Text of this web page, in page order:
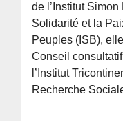
de l’Institut
Solidarité et la
Peuples (ISB),
Conseil
l’Institut
Recherche